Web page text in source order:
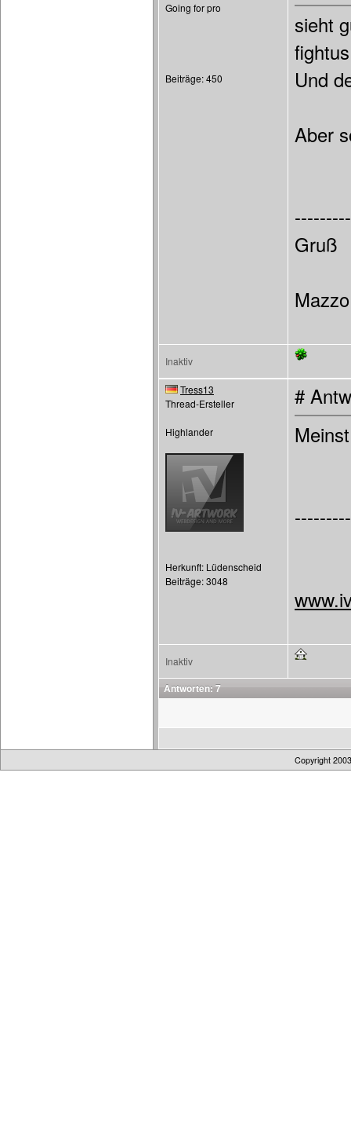
Going for pro
Beiträge: 450
sieht
Und
Aber
Gruß
Mazzo
Inaktiv
Tress13
Thread-Ersteller
Highlander
Herkunft: Lüdenscheid
Beiträge: 3048
#
Inaktiv
Antworten: 7
Copyright